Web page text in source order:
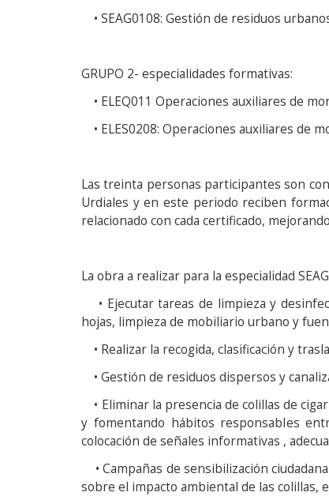
• SEAG0108: Gestión de residuos
GRUPO 2- especialidades formativas:
• ELEQ011 Operaciones auxiliares de
• ELES0208: Operaciones auxiliares de
Las treinta personas participantes son
Urdiales y en este periodo reciben
relacionado con cada certificado,
La obra a realizar para la especialidad
• Ejecutar tareas de limpieza y
hojas, limpieza de mobiliario urbano y
• Realizar la recogida, clasificación y
• Gestión de residuos dispersos y
• Eliminar la presencia de colillas de
y fomentando hábitos responsables
colocación de señales informativas ,
• Campañas de sensibilización
sobre el impacto ambiental de las colillas,